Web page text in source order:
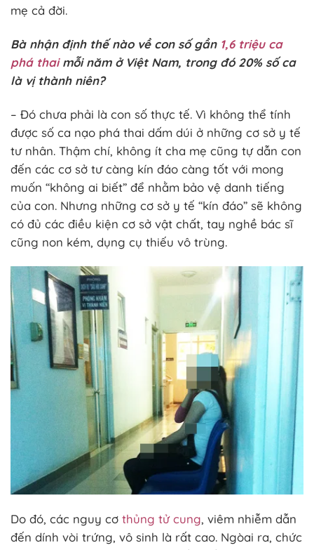
mẹ cả đời.
Bà nhận định thế nào về con số gần 1,6 triệu ca
phá thaimỗi năm ở Việt Nam, trong đó 20% số ca
là vị thành niên?
– Đó chưa phải là con số thực tế. Vì không thể tính
được số ca nạo phá thai dấm dúi ở những cơ sở y tế
tư nhân. Thậm chí, không ít cha mẹ cũng tự dẫn con
đến các cơ sở tư càng kín đáo càng tốt với mong
muốn “không ai biết” để nhằm bảo vệ danh tiếng
của con. Nhưng những cơ sở y tế “kín đáo” sẽ không
có đủ các điều kiện cơ sở vật chất, tay nghề bác sĩ
cũng non kém, dụng cụ thiếu vô trùng.
Do đó, các nguy cơ thủng tử cung, viêm nhiễm dẫn
đến dính vòi trứng, vô sinh là rất cao. Ngòai ra, chức